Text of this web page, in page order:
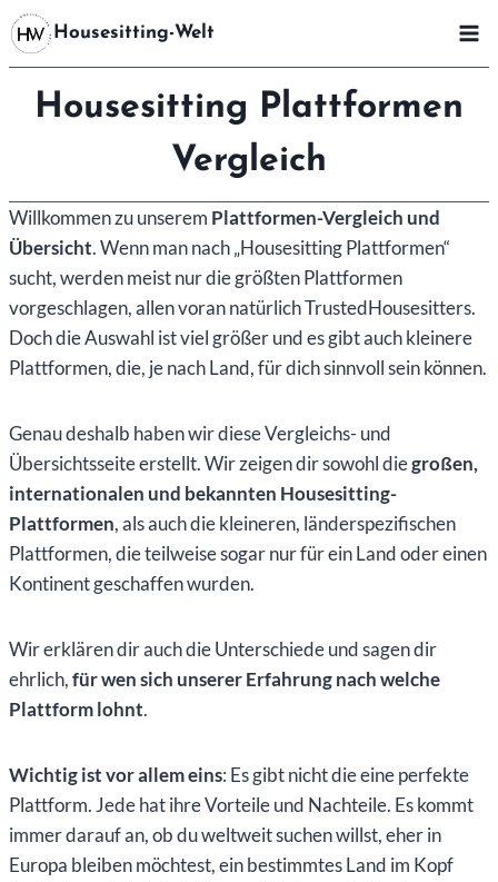
Zum
Inhalt
springen
Housesitting-Welt
Housesitting Plattformen
Vergleich
Willkommen zu unserem Plattformen-Vergleich und
Übersicht. Wenn man nach „Housesitting Plattformen“
sucht, werden meist nur die größten Plattformen
vorgeschlagen, allen voran natürlich TrustedHousesitters.
Doch die Auswahl ist viel größer und es gibt auch kleinere
Plattformen, die, je nach Land, für dich sinnvoll sein können.
Genau deshalb haben wir diese Vergleichs- und
Übersichtsseite erstellt. Wir zeigen dir sowohl diegroßen,
internationalen und bekannten Housesitting-
Plattformen, als auch die kleineren, länderspezifischen
Plattformen, die teilweise sogar nur für ein Land oder einen
Kontinent geschaffen wurden.
Wir erklären dir auch die Unterschiede und sagen dir
ehrlich,für wen sich unserer Erfahrung nach welche
Plattform lohnt.
Wichtig ist vor allem eins: Es gibt nicht die eine perfekte
Plattform. Jede hat ihre Vorteile und Nachteile. Es kommt
immer darauf an, ob du weltweit suchen willst, eher in
Europa bleiben möchtest, ein bestimmtes Land im Kopf